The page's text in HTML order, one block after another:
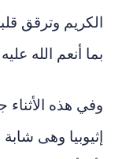
الكريم وترقق
بما أنعم الله
وفي هذه الأثناء
إثيوبيا وهى